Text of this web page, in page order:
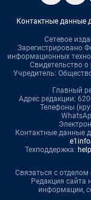
Контактные данные
Сетевое
Зарегистрировано
информационных
Свидетельство
Учредитель:
Главный
Адрес редакции:
Телефоны
Контактные данные
Техподдержка:
Связаться с
Редакция сайта
информации,